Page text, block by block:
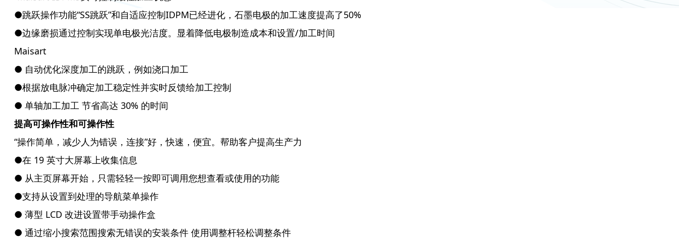
●跳跃操作功能“SS跳跃”和自适应控制IDPM已经进化，石墨电极的加工速度提高了50%
●边缘磨损通过控制实现单电极光洁度。显着降低电极制造成本和设置/加工时间
Maisart
● 自动优化深度加工的跳跃，例如浇口加工
●根据放电脉冲确定加工稳定性并实时反馈给加工控制
● 单轴加工加工 节省高达 30% 的时间
提高可操作性和可操作性
“操作简单，减少人为错误，连接”好，快速，便宜。帮助客户提高生产力
●在 19 英寸大屏幕上收集信息
● 从主页屏幕开始，只需轻轻一按即可调用您想查看或使用的功能
●支持从设置到处理的导航菜单操作
● 薄型 LCD 改进设置带手动操作盒
● 通过缩小搜索范围搜索无错误的安装条件 使用调整杆轻松调整条件